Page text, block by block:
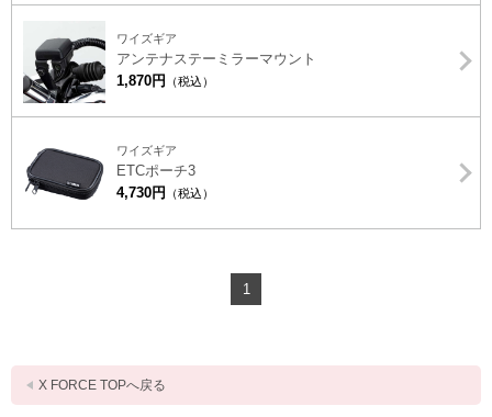
ワイズギア
アンテナステーミラーマウント
1,870円
（税込）
ワイズギア
ETCポーチ3
4,730円
（税込）
1
X FORCE TOPへ戻る